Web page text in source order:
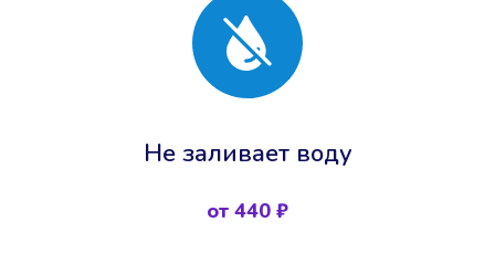
Не заливает воду
от 440 ₽